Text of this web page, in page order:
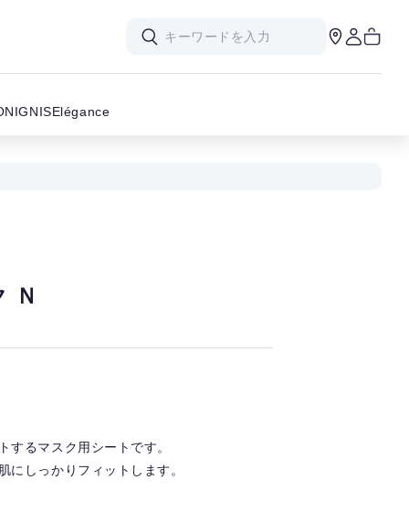
IGNISElégance
Ｎ
するマスク用シートです。
にしっかりフィットします。